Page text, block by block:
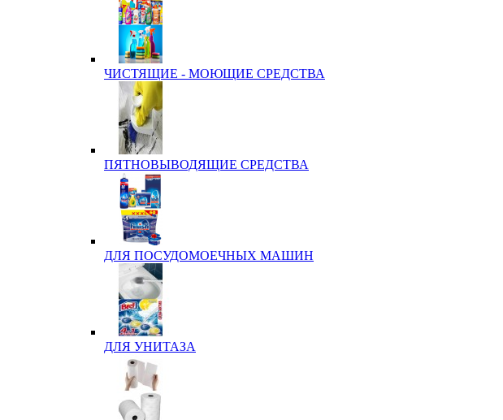
ЧИСТЯЩИЕ - МОЮЩИЕ СРЕДСТВА
ПЯТНОВЫВОДЯЩИЕ СРЕДСТВА
ДЛЯ ПОСУДОМОЕЧНЫХ МАШИН
ДЛЯ УНИТАЗА